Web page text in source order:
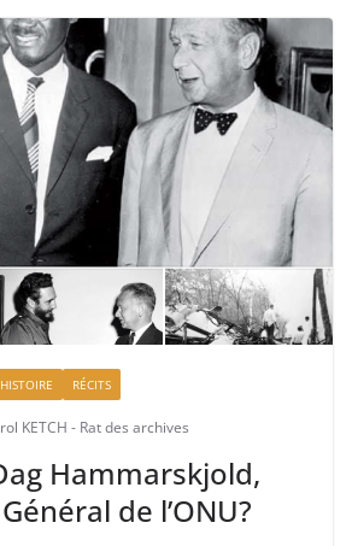
HISTOIRE RÉCITS
KETCH - Rat des archives
Hammarskjold,
de l’ONU?